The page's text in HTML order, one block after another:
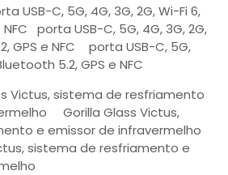
USB-C, 5G, 4G, 3G, 2G, Wi-Fi 6,
porta USB-C, 5G, 4G, 3G, 2G,
GPS e NFC
porta USB-C, 5G,
5.2, GPS e NFC
Victus, sistema de resfriamento
Gorilla Glass Victus,
e emissor de infravermelho
sistema de resfriamento e